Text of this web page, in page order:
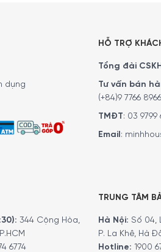
dụng
HỖ TRỢ
Tổng đài CSKH
Tư vấn bán
(+84)9 7766 8966
TMĐT: 03 9799
Email :
344 Cộng Hòa,
6774
TRUNG TÂM
Hà Nội: Số 04,
P. La Khê, Hà
Hotline: 1900